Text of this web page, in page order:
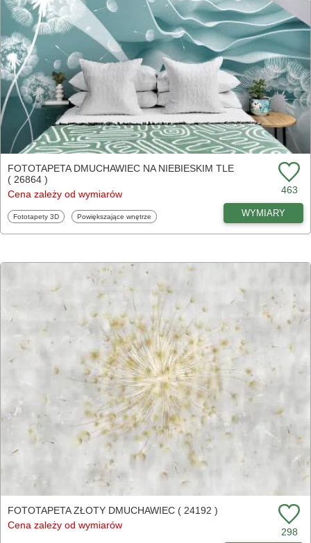
FOTOTAPETA DMUCHAWIEC NA NIEBIESKIM TLE
( 26864 )
Cena zależy od wymiarów
463
Fototapety
Fototapety 3D Fototapety
Powiększające wnętrze WYMIARY
FOTOTAPETA ZŁOTY DMUCHAWIEC ( 24192 )
Cena zależy od wymiarów
298